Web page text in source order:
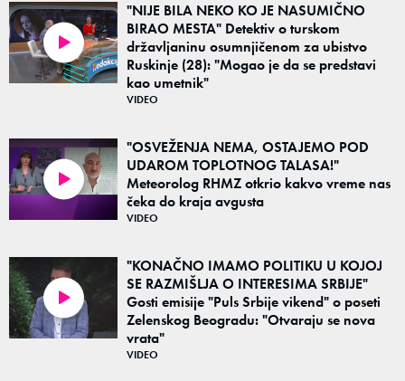
"NIJE BILA NEKO KO JE NASUMIČNO
BIRAO MESTA" Detektiv o turskom
državljaninu osumnjičenom za ubistvo
Ruskinje (28): "Mogao je da se predstavi
kao umetnik"
VIDEO
"OSVEŽENJA NEMA, OSTAJEMO POD
UDAROM TOPLOTNOG TALASA!"
Meteorolog RHMZ otkrio kakvo vreme nas
čeka do kraja avgusta
VIDEO
"KONAČNO IMAMO POLITIKU U KOJOJ
SE RAZMIŠLJA O INTERESIMA SRBIJE"
Gosti emisije "Puls Srbije vikend" o poseti
Zelenskog Beogradu: "Otvaraju se nova
vrata"
VIDEO